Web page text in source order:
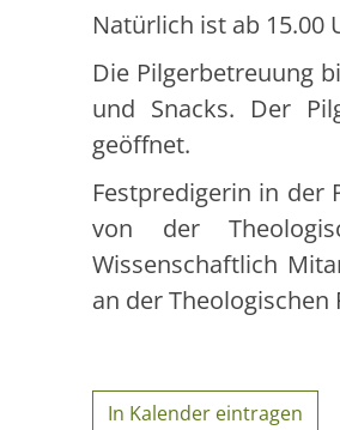
Natürlich ist ab 15.00
Die Pilgerbetreuung
und Snacks. Der
geöffnet.
Festpredigerin in der
von der
Wissenschaftlich
an der Theologischen
In Kalender eintragen